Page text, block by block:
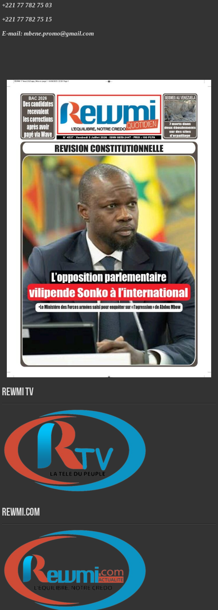
+221 77 782 75 03
+221 77 782 75 15
E-mail: mbene.promo@gmail.com
Rewmi TV
Rewmi.Com